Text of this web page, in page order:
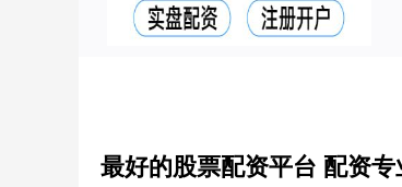
最好的股票配资平台 配资